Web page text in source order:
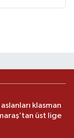
klasman
üst lige